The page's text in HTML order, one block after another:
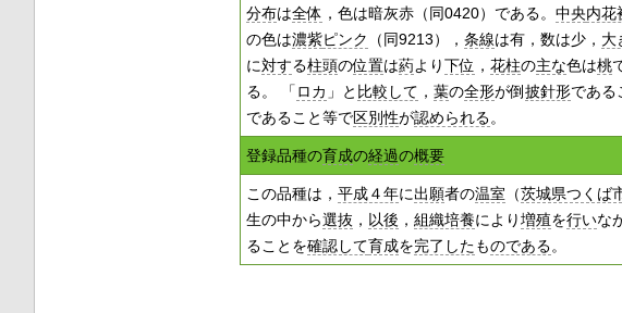
分布は全体 ，色は暗灰赤（同0420）である。 中央内花
の色は濃紫ピンク （同9213）， 条線は有，数は少， 大
に対する柱頭の位置は葯より下位 ， 花柱の主な色は桃
る。 「 ロカ 」と 比較して ， 葉の全形が倒 披針形である
であること等で区別性が認められる。
登録品種の育成の経過の概要
この品種は， 平成４年に出願者の温室 （茨城県つくば
生の中から選抜 ， 以後 ， 組織培養により増殖を行いな
ることを確認して育成を完了したものである。